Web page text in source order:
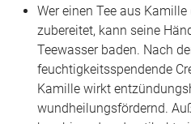
Wer einen Tee aus
zubereitet, kann seine
Teewasser baden. Nach
feuchtigkeitsspendende
Kamille wirkt
wundheilungsfördernd.